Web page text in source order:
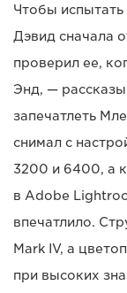
Чтобы
Дэвид сначала
проверил ее,
Энд, —
запечатлеть
снимал с
3200 и 6400, а
в Adobe
впечатлило.
Mark IV, а
при высоких